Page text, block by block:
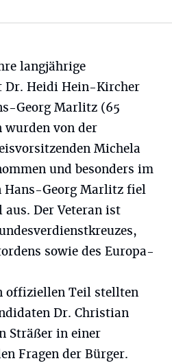
langjährige
Dr. Heidi Hein-Kircher
Georg Marlitz (65
wurden von der
Michela
und besonders im
Hans-Georg Marlitz fiel
aus. Der Veteran ist
sowie des Europa-
offiziellen Teil stellten
Dr. Christian
Sträßer in einer
Fragen der Bürger.